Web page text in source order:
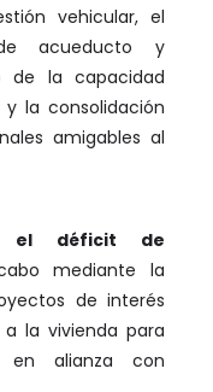
vehicular, el
acueducto y
de la capacidad
la consolidación
amigables al
el déficit de
mediante la
de interés
la vivienda para
en alianza con